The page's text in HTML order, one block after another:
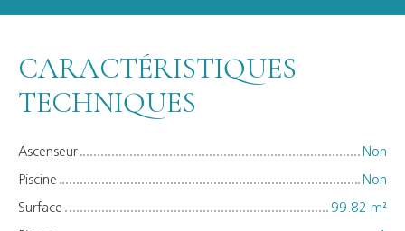
CARACTÉRISTIQUES
TECHNIQUES
Ascenseur Non
Piscine Non
Surface 99.82 m²